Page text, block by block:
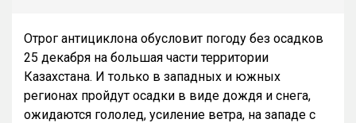
Отрог антициклона обусловит погоду без осадков
25 декабря на большая части территории
Казахстана. И только в западных и южных
регионах пройдут осадки в виде дождя и снега,
ожидаются гололед, усиление ветра, на западе с